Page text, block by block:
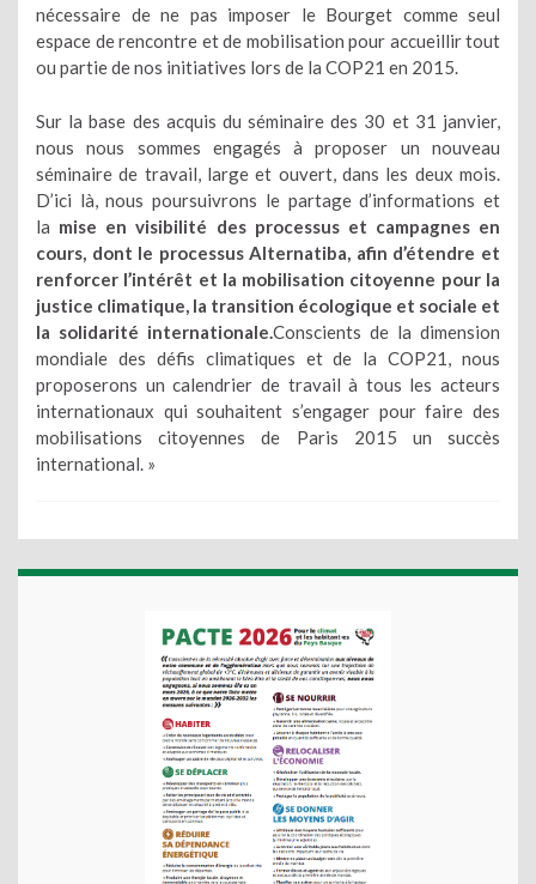
nécessaire de ne pas imposer le Bourget comme seul
espace de rencontre et de mobilisation pour accueillir tout
ou partie de nos initiatives lors de la COP21 en 2015.
Sur la base des acquis du séminaire des 30 et 31 janvier,
nous nous sommes engagés à proposer un nouveau
séminaire de travail, large et ouvert, dans les deux mois.
D’ici là, nous poursuivrons le partage d’informations et
la mise en visibilité des processus et campagnes en
cours, dont le processus Alternatiba, afin d’étendre et
renforcer l’intérêt et la mobilisation citoyenne pour la
justice climatique, la transition écologique et sociale et
la solidarité internationale. Conscients de la dimension
mondiale des défis climatiques et de la COP21, nous
proposerons un calendrier de travail à tous les acteurs
internationaux qui souhaitent s’engager pour faire des
mobilisations citoyennes de Paris 2015 un succès
international. »